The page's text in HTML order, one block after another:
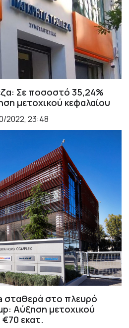
Σε ποσοστό 35,24%
μετοχικού κεφαλαίου
2022, 23:48
σταθερά στο πλευρό
Αύξηση μετοχικού
εκατ.